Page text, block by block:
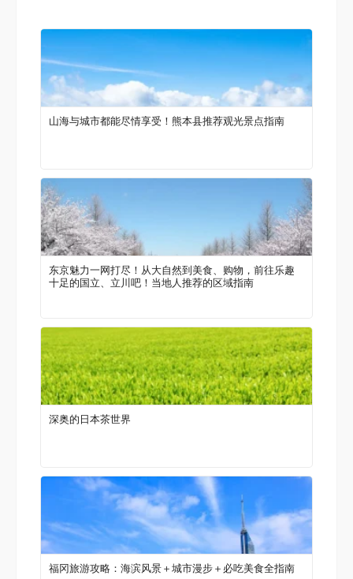
山海与城市都能尽情享受！熊本县推荐观光景点指南
东京魅力一网打尽！从大自然到美食、购物，前往乐趣
十足的国立、立川吧！当地人推荐的区域指南
深奥的日本茶世界
福冈旅游攻略：海滨风景＋城市漫步＋必吃美食全指南